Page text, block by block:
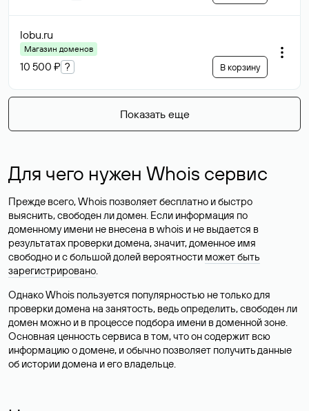
lobu.ru
Магазин доменов
10 500 ₽ ? В корзину
Показать еще
Для чего нужен Whois сервис
Прежде всего, Whois позволяет бесплатно и быстро
выяснить, свободен ли домен. Если информация по
доменному имени не внесена в whois и не выдается в
результатах проверки домена, значит, доменное имя
свободно и с большой долей вероятности может быть
зарегистрировано.
Однако Whois пользуется популярностью не только для
проверки домена на занятость, ведь определить, свободен ли
домен можно и в процессе подбора имени в доменной зоне.
Основная ценность сервиса в том, что он содержит всю
информацию о домене, и обычно позволяет получить данные
об истории домена и его владельце.